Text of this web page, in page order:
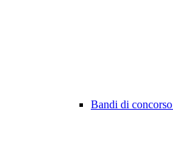
Bandi di concorso